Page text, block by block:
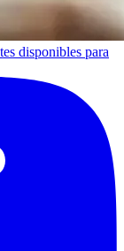
disponibles para